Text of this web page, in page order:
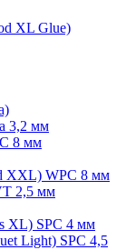
XL Glue)
3,2 мм
8 мм
XXL) WPC 8 мм
2,5 мм
XL) SPC 4 мм
Light) SPC 4,5